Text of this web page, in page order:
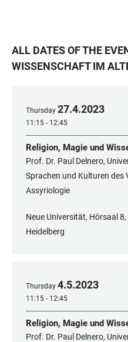
ALL DATES OF THE
WISSENSCHAFT IM
Thursday 27.4.2023
11:15 - 12:45
Religion, Magie und
Prof. Dr. Paul Delnero,
Sprachen und Kulturen des
Assyriologie
Neue Universität, Hörsaal
Heidelberg
Thursday 4.5.2023
11:15 - 12:45
Religion, Magie und
Prof. Dr. Paul Delnero,